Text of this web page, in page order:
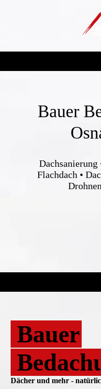
Bauer
Dachsanierung
Flachdach •
Bauer
Dächer und mehr -